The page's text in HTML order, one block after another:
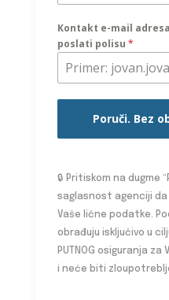
Kontakt e-mail
poslati polisu*
Poruči. Bez
🔒 Pritiskom na dugme
saglasnost agenciji
Vaše lične podatke.
obrađuju isključivo u
PUTNOG osiguranja
i neće biti